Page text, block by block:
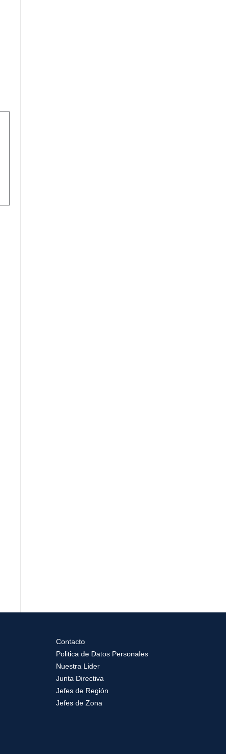
Contacto
Politica de Datos Personales
Nuestra Lider
Junta Directiva
Jefes de Región
Jefes de Zona